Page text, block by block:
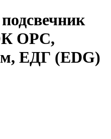
ОРС,
ЕДГ (EDG)